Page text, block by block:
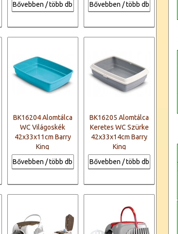
Bővebben / több db
Bővebben / több db
BK16204 Alomtálca
WC Világoskék
42x33x11cm Barry
King
Bővebben / több db
BK16205 Alomtálca
Keretes WC Szürke
42x33x14cm Barry
King
Bővebben / több db